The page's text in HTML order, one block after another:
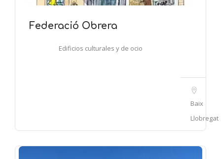
Federació Obrera
Edificios culturales y de ocio
Baix
Llobregat